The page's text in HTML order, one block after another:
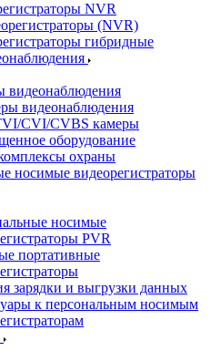
NVR
(NVR)
гибридные
видеонаблюдения
видеонаблюдения
CVI/CVBS камеры
оборудование
охраны
носимые видеорегистраторы
носимые
PVR
портативные
зарядки и выгрузки данных
к персональным носимым